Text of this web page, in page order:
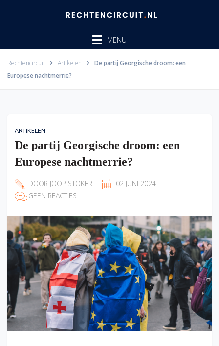
MENU
Rechtencircuit Artikelen
De partij Georgische droom: een
Europese nachtmerrie?
ARTIKELEN
De partij Georgische droom: een
Europese nachtmerrie?
DOOR JOOP STOKER
02 JUNI 2024
GEEN REACTIES